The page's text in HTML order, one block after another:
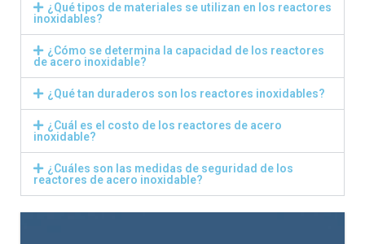
¿Qué tipos de materiales se utilizan en los reactores
inoxidables?
¿Cómo se determina la capacidad de los reactores
de acero inoxidable?
¿Qué tan duraderos son los reactores inoxidables?
¿Cuál es el costo de los reactores de acero
inoxidable?
¿Cuáles son las medidas de seguridad de los
reactores de acero inoxidable?